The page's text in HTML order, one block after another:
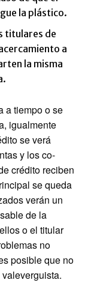
la plástico.
titulares de
a
la misma
a tiempo o se
igualmente
se verá
y los co-
crédito reciben
se queda
verán un
de la
o el titular
no
posible que no